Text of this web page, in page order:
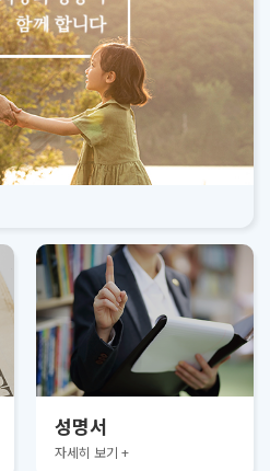
성명서
자세히 보기 +